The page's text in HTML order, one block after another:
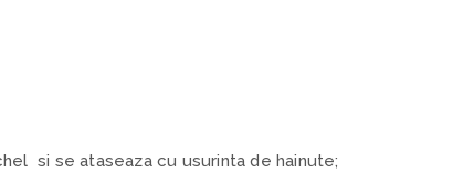
si se ataseaza cu usurinta de hainute;